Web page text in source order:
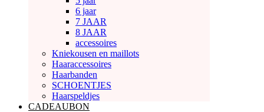
6 jaar
7 JAAR
8 JAAR
accessoires
Kniekousen en maillots
Haaraccessoires
Haarbanden
SCHOENTJES
Haarspeldjes
CADEAUBON